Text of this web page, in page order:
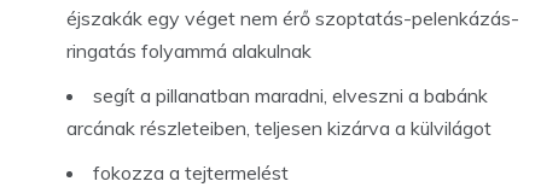
éjszakák egy véget nem érő szoptatás-pelenkázás-
ringatás folyammá alakulnak
segít a pillanatban maradni, elveszni a babánk
arcának részleteiben, teljesen kizárva a külvilágot
fokozza a tejtermelést